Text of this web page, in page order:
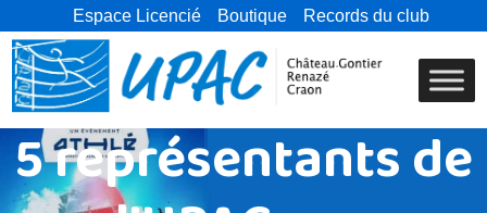
Espace Licencié Boutique Records du club
5 représentants de